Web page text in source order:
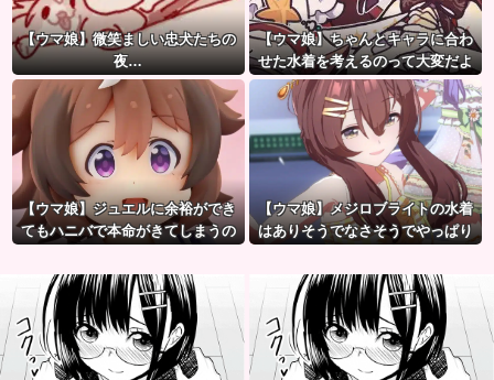
【ウマ娘】微笑ましい忠犬たちの
夜…
【ウマ娘】ちゃんとキャラに合わ
せた水着を考えるのって大変だよ
ね。
【ウマ娘】ジュエルに余裕ができ
てもハニバで本命がきてしまうの
【ウマ娘】メジロブライトの水着
はありそうでなさそうでやっぱり